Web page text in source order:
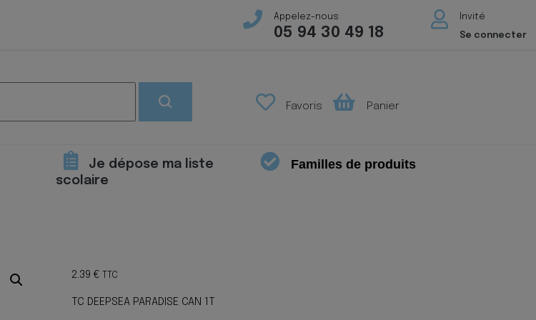
Appelez-nous
05 94 30 49 18
Invité
Se connecter
Favoris Panier
Je dépose ma liste
scolaire
Familles de produits
2.39 € TTC
TC DEEPSEA PARADISE CAN 1T